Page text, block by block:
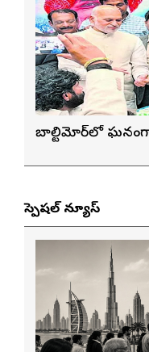
బాల్టిమోర్‌లో
స్పెషల్ న్యూస్